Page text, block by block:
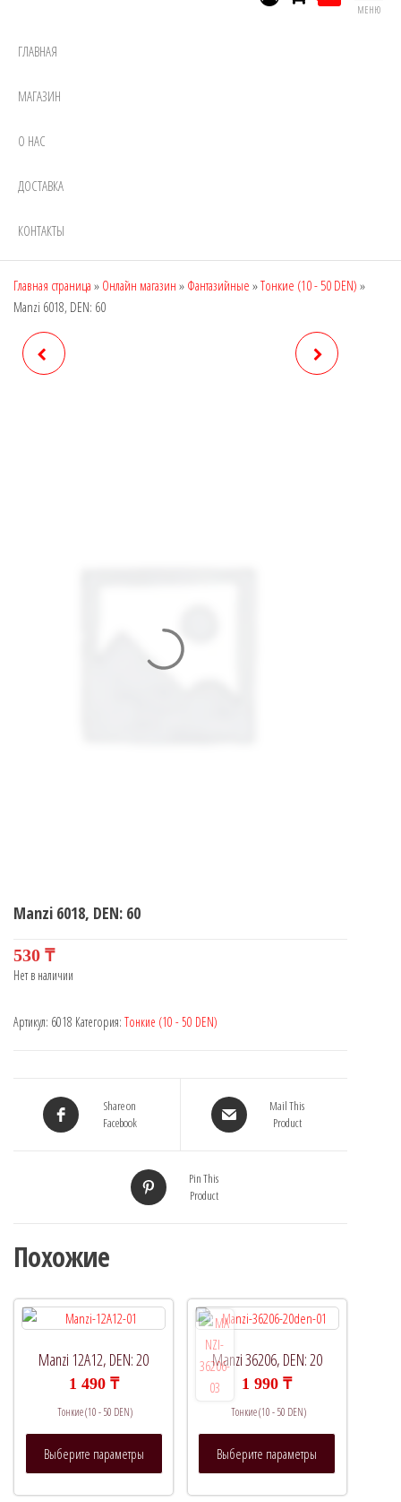
МЕНЮ
ГЛАВНАЯ
МАГАЗИН
О НАС
ДОСТАВКА
КОНТАКТЫ
Главная страница » Онлайн магазин » Фантазийные »Тонкие (10 - 50 DEN) »
Manzi 6018, DEN: 60
Manzi 6018, DEN: 60
530 ₸
Нет в наличии
Артикул: 6018 Категория: Тонкие (10 - 50 DEN)
Share on
Facebook
Mail This
Product
Pin This
Product
Похожие
Manzi 12A12, DEN: 20
1 490 ₸
Тонкие (10 - 50 DEN)
Выберите параметры
Этот
Manzi 36206, DEN: 20
1 990₸
Тонкие (10 - 50 DEN)
Выберите параметры